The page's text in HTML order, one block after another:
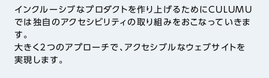
インクルーシブなプロダクトを作り上げるためにCULUMU
では独自のアクセシビリティの取り組みをおこなっていきま
す。
大きく２つのアプローチで、アクセシブルなウェブサイトを
実現します。